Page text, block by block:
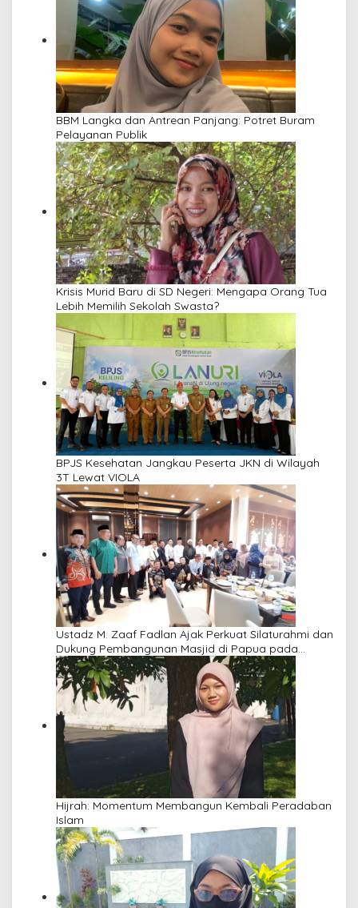
BBM Langka dan Antrean Panjang: Potret Buram
Pelayanan Publik
Krisis Murid Baru di SD Negeri: Mengapa Orang Tua
Lebih Memilih Sekolah Swasta?
BPJS Kesehatan Jangkau Peserta JKN di Wilayah
3T Lewat VIOLA
Ustadz M. Zaaf Fadlan Ajak Perkuat Silaturahmi dan
Dukung Pembangunan Masjid di Papua pada
Pengajian Yayasan Alimbas Insan Cita
Hijrah: Momentum Membangun Kembali Peradaban
Islam